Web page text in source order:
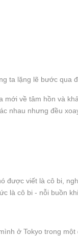
ta lặng lẽ bước qua
về tâm hồn và
nhau nhưng đều
viết là cô bi,
là cô bi - nỗi buồn
ở Tokyo trong